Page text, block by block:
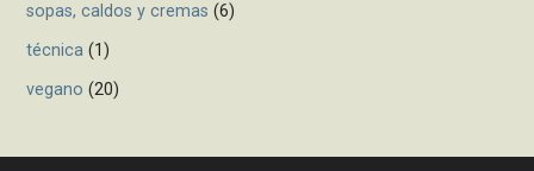
sopas, caldos y cremas (6)
técnica (1)
vegano (20)